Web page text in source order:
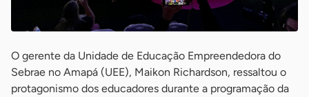
O gerente da Unidade de Educação Empreendedora do
Sebrae no Amapá (UEE), Maikon Richardson, ressaltou o
protagonismo dos educadores durante a programação da